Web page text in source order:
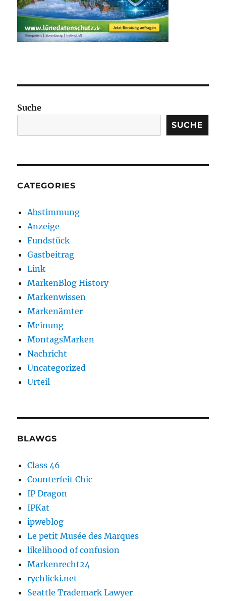
Suche
SUCHE
CATEGORIES
Abstimmung
Anzeige
Fundstück
Gastbeitrag
Link
MarkenBlog History
Markenwissen
Markenämter
Meinung
MontagsMarken
Nachricht
Uncategorized
Urteil
BLAWGS
Class 46
Counterfeit Chic
IP Dragon
IPKat
ipweblog
Le petit Musée des Marques
likelihood of confusion
Markenrecht24
rychlicki.net
Seattle Trademark Lawyer